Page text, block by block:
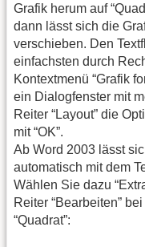
Grafik herum auf
dann lässt sich die
verschieben. Den
einfachsten durch
Kontextmenü “Grafik
ein Dialogfenster mit
Reiter “Layout” die
mit “OK”.
Ab Word 2003 lässt
automatisch mit dem
Wählen Sie dazu
Reiter “Bearbeiten”
“Quadrat”: